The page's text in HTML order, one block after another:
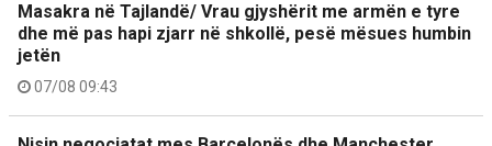
Masakra në Tajlandë/ Vrau gjyshërit me armën e tyre
dhe më pas hapi zjarr në shkollë, pesë mësues humbin
jetën
07/08 09:43